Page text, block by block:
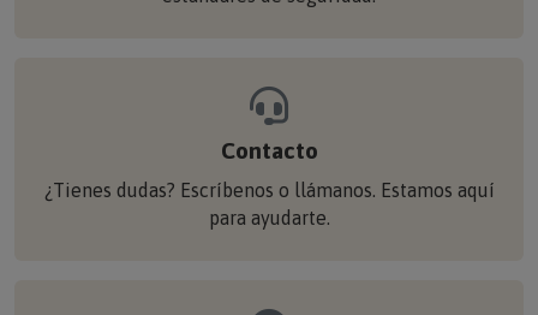
Contacto
¿Tienes dudas? Escríbenos o llámanos. Estamos aquí
para ayudarte.